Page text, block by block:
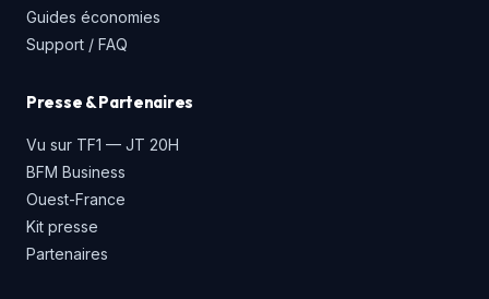
Guides économies
Support / FAQ
Presse & Partenaires
Vu sur TF1 — JT 20H
BFM Business
Ouest-France
Kit presse
Partenaires